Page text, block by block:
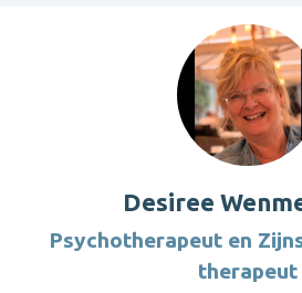
Desiree
Psychotherapeut en
therapeut